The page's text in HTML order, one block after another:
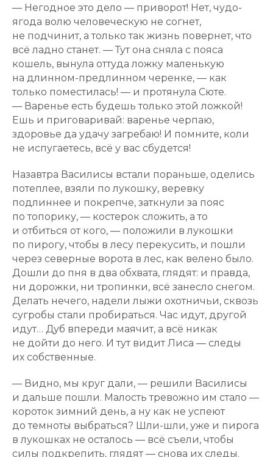
— Негодное это дело — приворот! Нет, чудо-
ягода волю человеческую не согнет,
не подчинит, а только так жизнь повернет, что
всё ладно станет. — Тут она сняла с пояса
кошель, вынула оттуда ложку маленькую
на длинном-предлинном черенке, — как
только поместилась! — и протянула Сюте.
— Варенье есть будешь только этой ложкой!
Ешь и приговаривай: варенье черпаю,
здоровье да удачу загребаю! И помните, коли
не испугаетесь, всё у вас сбудется!
Назавтра Василисы встали пораньше, оделись
потеплее, взяли по лукошку, веревку
подлиннее и покрепче, заткнули за пояс
по топорику, — костерок сложить, а то
и отбиться от кого, — положили в лукошки
по пирогу, чтобы в лесу перекусить, и пошли
через северные ворота в лес, как велено было.
Дошли до пня в два обхвата, глядят: и правда,
ни дорожки, ни тропинки, всё занесло снегом.
Делать нечего, надели лыжи охотничьи, сквозь
сугробы стали пробираться. Час идут, другой
идут… Дуб впереди маячит, а всё никак
не дойти до него. И тут видит Лиса — следы
их собственные.
— Видно, мы круг дали, — решили Василисы
и дальше пошли. Малость тревожно им стало —
короток зимний день, а ну как не успеют
до темноты выбраться? Шли-шли, уже и пирога
в лукошках не осталось — всё съели, чтобы
силы подкрепить, глядят — снова их следы.